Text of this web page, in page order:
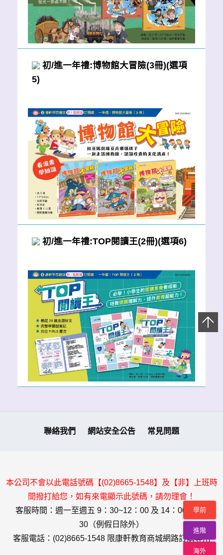
初/進一年禮:博物館大冒險(3冊)(選項
5)
初/進一年禮:TOP閱讀王(2冊)(選項6)
學前
進階
海外
聯絡我們 網站安全公告 常見問題
本公司不會以此電話號碼【(02)8665-1548】及【非】上班時
間撥打給您，如有來電顯示此號碼，請勿理會！
客服時間：週一至週五 9：30~12：00 及 14：00~17：
30（例假日除外）
客服電話：(02)8665-1548 限康軒教育商城網路訂購專用